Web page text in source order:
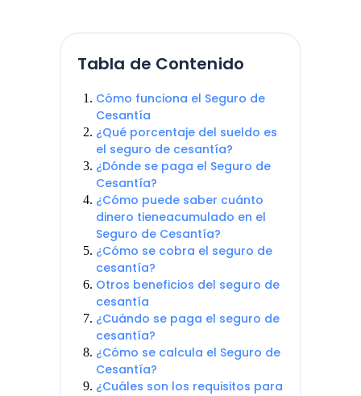
Tabla de Contenido
Cómo funciona el Seguro de
Cesantía
¿Qué porcentaje del sueldo es
el seguro de cesantía?
¿Dónde se paga el Seguro de
Cesantía?
¿Cómo puede saber cuánto
dinero tieneacumulado en el
Seguro de Cesantía?
¿Cómo se cobra el seguro de
cesantía?
Otros beneficios del seguro de
cesantía
¿Cuándo se paga el seguro de
cesantía?
¿Cómo se calcula el Seguro de
Cesantía?
¿Cuáles son los requisitos para